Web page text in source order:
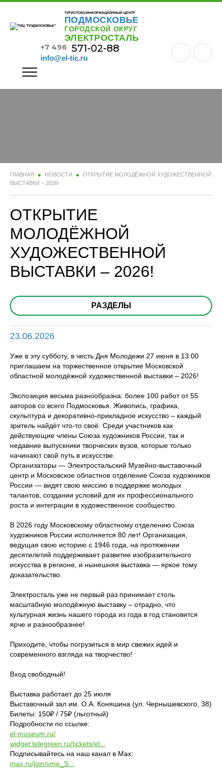
ТУРИСТСКО-ИНФОРМАЦИОННЫЙ ЦЕНТР
ПОДМОСКОВЬЕ
ГОРОДСКОЙ ОКРУГ
ЭЛЕКТРОСТАЛЬ
+7 496 571-02-88
info@el-tic.ru
ГЛАВНАЯ НОВОСТИ
ОТКРЫТИЕ МОЛОДЁЖНОЙ ХУДОЖЕСТВЕННОЙ
ВЫСТАВКИ – 2026!
ОТКРЫТИЕ
МОЛОДЁЖНОЙ
ХУДОЖЕСТВЕННОЙ
ВЫСТАВКИ – 2026!
РАЗДЕЛЫ
23.06.2026
Уже в эту субботу, в честь Дня Молодежи 27 июня в 13:00
приглашаем на торжественное открытие Московской
областной молодёжной художественной выставки – 2026!
Экспозиция весьма разнообразна: более 100 работ от 55
авторов со всего Подмосковья. Живопись, графика,
скульптура и декоративно-прикладное искусство – каждый
зритель найдёт что-то своё. Среди участников как
действующие члены Союза художников России, так и
недавние выпускники творческих вузов, которые только
начинают свой путь в искусстве.
Организаторы — Электростальский Музейно-выставочный
центр и Московское областное отделение Союза художников
России — видят свою миссию в поддержке молодых
талантов, создании условий для их профессионального
роста и интеграции в художественное сообщество.
В 2026 году Московскому областному отделению Союза
художников России исполняется 80 лет! Организация,
ведущая свою историю с 1946 года, на протяжении
десятилетий поддерживает развитие изобразительного
искусства в регионе, и нынешняя выставка — яркое тому
доказательство.
Электросталь уже не первый раз принимает столь
масштабную молодёжную выставку – отрадно, что
культурная жизнь нашего города из года в год становится
ярче и разнообразнее!
Приходите, чтобы погрузиться в мир свежих идей и
современного взгляда на творчество!
Вход свободный!
Выставка работает до 25 июля
Выставочный зал им. О.А. Коняшина (ул. Чернышевского, 38)
Билеты: 150₽ / 75₽ (льготный)
Подробности по ссылке:
el-museum.ru/
widget.telegreen.ru/tickets/el...
Подписывайтесь на наш канал в Max:
max.ru/join/vme_S...